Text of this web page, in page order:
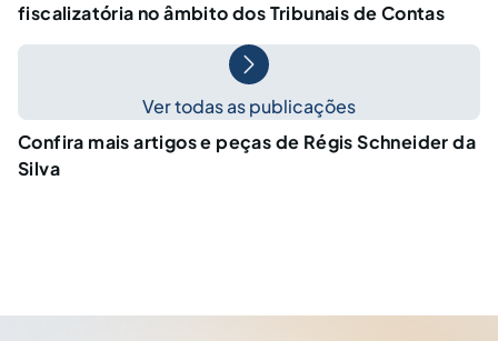
fiscalizatória no âmbito dos Tribunais de Contas
Ver todas as publicações
Confira mais artigos e peças de Régis Schneider da
Silva